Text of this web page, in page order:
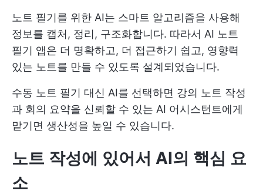
노트 필기를 위한 AI는 스마트 알고리즘을 사용해
정보를 캡처, 정리, 구조화합니다. 따라서 AI 노트
필기 앱은 더 명확하고, 더 접근하기 쉽고, 영향력
있는 노트를 만들 수 있도록 설계되었습니다.
수동 노트 필기 대신 AI를 선택하면 강의 노트 작성
과 회의 요약을 신뢰할 수 있는 AI 어시스턴트에게
맡기면 생산성을 높일 수 있습니다.
노트 작성에 있어서 AI의 핵심 요
소